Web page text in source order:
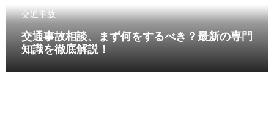
交通事故
交通事故相談、まず何をするべき？最新の専門
知識を徹底解説！